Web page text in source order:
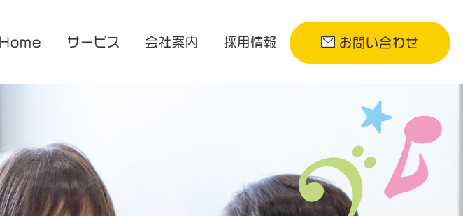
Home サービス
医療的ケア対応型児童発達支援
放課後等デイサービス
あまね
会社案内 採用情報 お問い合わせ